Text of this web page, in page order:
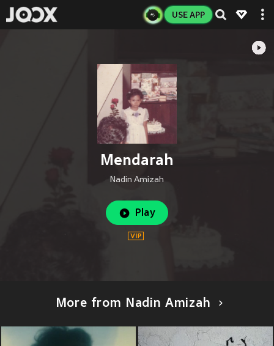
USE APP
Mendarah
Nadin Amizah
Play
More from Nadin Amizah